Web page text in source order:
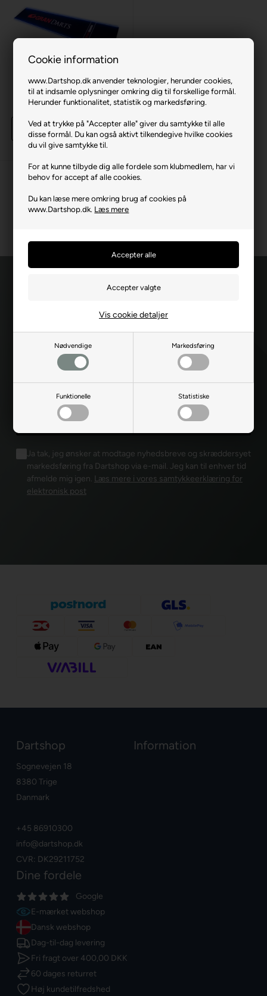
Cookie information
www.Dartshop.dk anvender teknologier, herunder cookies,
til at indsamle oplysninger omkring dig til forskellige formål.
Herunder funktionalitet, statistik og markedsføring.
Ved at trykke på "Accepter alle" giver du samtykke til alle
disse formål. Du kan også aktivt tilkendegive hvilke cookies
du vil give samtykke til.
For at kunne tilbyde dig alle fordele som klubmedlem, har vi
behov for accept af alle cookies.
Du kan læse mere omkring brug af cookies på
www.Dartshop.dk. Læs mere
Nødvendige Markedsføring
Funktionelle Statistiske
Vis cookie detaljer
GranBoard LED Dart Måtte
(til GranBoard3 og 3s)
Køb
5 stkpå lager
Hold dig opdateret
når det gælder
Ja tak, jeg ønsker at modtage nyhedsbreve og skræddersyet
markedsføring fra Dartshop via e-mail. Jeg kan til enhver tid
afmelde mig igen. Læs mere i vores samtykkeerklæring for
elektronisk post
Dartshop
Sognevejen 18
8380 Trige
Danmark
+45 86910300
info@dartshop.dk
CVR: DK29211752
Information
Dine fordele
Google
E-mærket webshop
Dansk webshop
Dag-til-dag levering
Fri fragt over 400,00 DKK
60 dages returret
Høj kundetilfredshed